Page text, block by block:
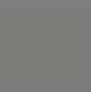
verbraucher
www.instagram.com/